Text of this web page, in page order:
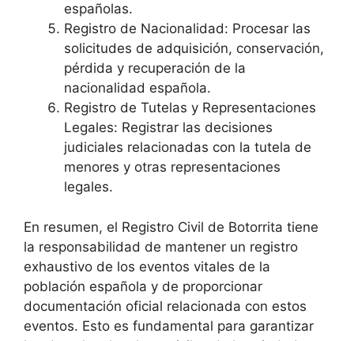
españolas.
Registro de Nacionalidad: Procesar las
solicitudes de adquisición, conservación,
pérdida y recuperación de la
nacionalidad española.
Registro de Tutelas y Representaciones
Legales: Registrar las decisiones
judiciales relacionadas con la tutela de
menores y otras representaciones
legales.
En resumen, el Registro Civil de Botorrita tiene
la responsabilidad de mantener un registro
exhaustivo de los eventos vitales de la
población española y de proporcionar
documentación oficial relacionada con estos
eventos. Esto es fundamental para garantizar